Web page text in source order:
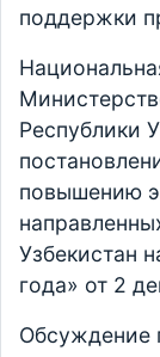
поддержки
Республики
повышению
Узбекистан
года» от 2
Обсуждение